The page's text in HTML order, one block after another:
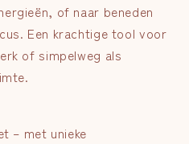
of naar beneden
Een krachtige tool voor
of simpelweg als
– met unieke